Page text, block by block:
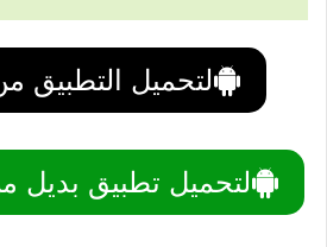
لتحميل التطبيق
لتحميل تطبيق بديل